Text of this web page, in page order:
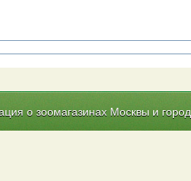
о зоомагазинах Москвы и